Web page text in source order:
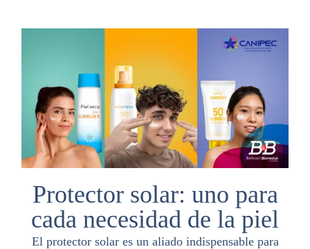
Protector solar: uno para
cada necesidad de la piel
El protector solar es un aliado indispensable para